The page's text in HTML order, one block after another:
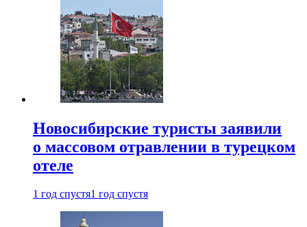
Новосибирские туристы заявили
о массовом отравлении в турецком
отеле
1 год спустя1 год спустя